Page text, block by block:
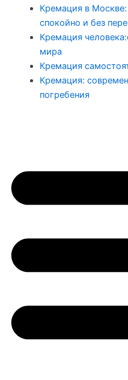
Кремация в Москве:
спокойно и без
Кремация
мира
Кремация
Кремация:
погребения